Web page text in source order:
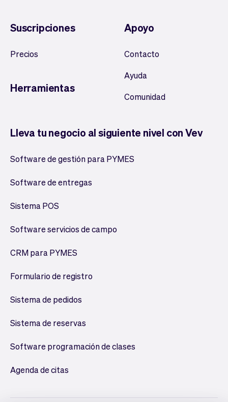
Suscripciones
Precios
Herramientas
Apoyo
Contacto
Ayuda
Comunidad
Lleva tu negocio al siguiente nivel con Vev
Software de gestión para PYMES
Software de entregas
Sistema POS
Software servicios de campo
CRM para PYMES
Formulario de registro
Sistema de pedidos
Sistema de reservas
Software programación de clases
Agenda de citas